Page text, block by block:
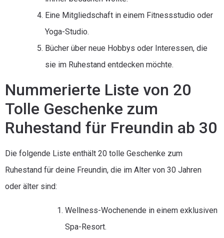
Eine Mitgliedschaft in einem Fitnessstudio oder
Yoga-Studio.
Bücher über neue Hobbys oder Interessen, die
sie im Ruhestand entdecken möchte.
Nummerierte Liste von 20
Tolle Geschenke zum
Ruhestand für Freundin ab 30
Die folgende Liste enthält 20 tolle Geschenke zum
Ruhestand für deine Freundin, die im Alter von 30 Jahren
oder älter sind:
Wellness-Wochenende in einem exklusiven
Spa-Resort.